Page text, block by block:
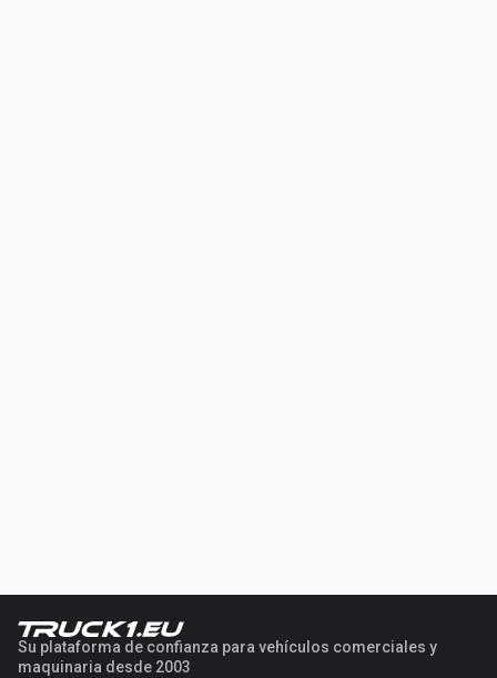
Su plataforma de confianza para vehículos comerciales y
maquinaria desde 2003